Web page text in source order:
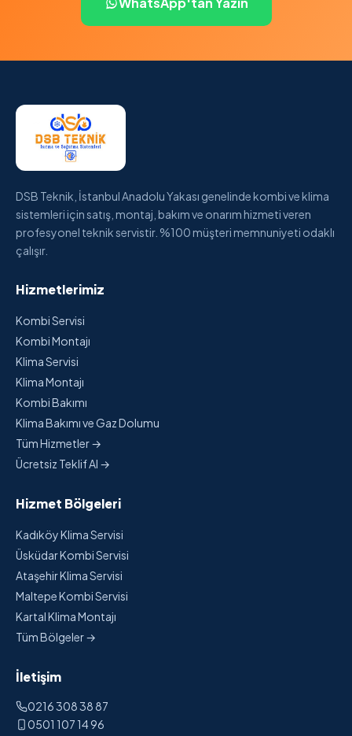
DSB Teknik, İstanbul Anadolu Yakası genelinde kombi ve klima
sistemleri için satış, montaj, bakım ve onarım hizmeti veren
profesyonel teknik servistir. %100 müşteri memnuniyeti odaklı
çalışır.
Hizmetlerimiz
Kombi Servisi
Kombi Montajı
Klima Servisi
Klima Montajı
Kombi Bakımı
Klima Bakımı ve Gaz Dolumu
Tüm Hizmetler →
Ücretsiz Teklif Al →
Hizmet Bölgeleri
Kadıköy Klima Servisi
Üsküdar Kombi Servisi
Ataşehir Klima Servisi
Maltepe Kombi Servisi
Kartal Klima Montajı
Tüm Bölgeler →
İletişim
0216 308 38 87
0501 107 14 96